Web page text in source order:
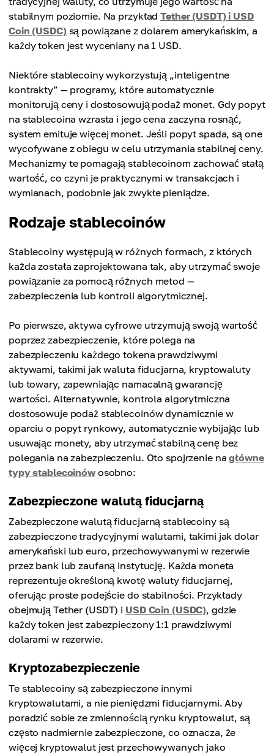
stabilnym poziomie. Na przykładTether (USDT) i USD
Coin (USDC) są powiązane z dolarem amerykańskim, a
każdy token jest wyceniany na 1 USD.
Niektóre stablecoiny wykorzystują „inteligentne
kontrakty” — programy, które automatycznie
monitorują ceny i dostosowują podaż monet. Gdy popyt
na stablecoina wzrasta i jego cena zaczyna rosnąć,
system emituje więcej monet. Jeśli popyt spada, są one
wycofywane z obiegu w celu utrzymania stabilnej ceny.
Mechanizmy te pomagają stablecoinom zachować stałą
wartość, co czyni je praktycznymi w transakcjach i
wymianach, podobnie jak zwykłe pieniądze.
Rodzaje stablecoinów
Stablecoiny występują w różnych formach, z których
każda została zaprojektowana tak, aby utrzymać swoje
powiązanie za pomocą różnych metod —
zabezpieczenia lub kontroli algorytmicznej.
Po pierwsze, aktywa cyfrowe utrzymują swoją wartość
poprzez zabezpieczenie, które polega na
zabezpieczeniu każdego tokena prawdziwymi
aktywami, takimi jak waluta fiducjarna, kryptowaluty
lub towary, zapewniając namacalną gwarancję
wartości. Alternatywnie, kontrola algorytmiczna
dostosowuje podaż stablecoinów dynamicznie w
oparciu o popyt rynkowy, automatycznie wybijając lub
usuwając monety, aby utrzymać stabilną cenę bez
polegania na zabezpieczeniu. Oto spojrzenie nagłówne
typy stablecoinówosobno:
Zabezpieczone walutą fiducjarną
Zabezpieczone walutą fiducjarną stablecoiny są
zabezpieczone tradycyjnymi walutami, takimi jak dolar
amerykański lub euro, przechowywanymi w rezerwie
przez bank lub zaufaną instytucję. Każda moneta
reprezentuje określoną kwotę waluty fiducjarnej,
oferując proste podejście do stabilności. Przykłady
obejmują Tether (USDT) i USD Coin (USDC), gdzie
każdy token jest zabezpieczony 1:1 prawdziwymi
dolarami w rezerwie.
Kryptozabezpieczenie
Te stablecoiny są zabezpieczone innymi
kryptowalutami, a nie pieniędzmi fiducjarnymi. Aby
poradzić sobie ze zmiennością rynku kryptowalut, są
często nadmiernie zabezpieczone, co oznacza, że ​​
więcej kryptowalut jest przechowywanych jako